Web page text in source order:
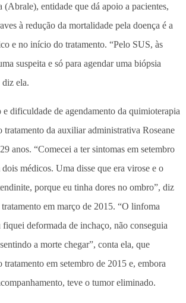
entidade que dá apoio a pacientes,
à redução da mortalidade pela doença é a
e no início do tratamento. “Pelo SUS, às
suspeita e só para agendar uma biópsia
diz ela.
dificuldade de agendamento da quimioterapia
tratamento da auxiliar administrativa Roseane
anos. “Comecei a ter sintomas em setembro
dois médicos. Uma disse que era virose e o
porque eu tinha dores no ombro”, diz
em março de 2015. “O linfoma
fiquei deformada de inchaço, não conseguia
a morte chegar”, conta ela, que
em setembro de 2015 e, embora
teve o tumor eliminado.